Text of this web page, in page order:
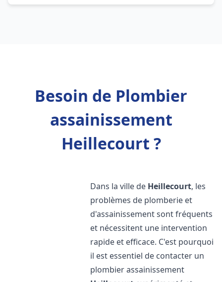
Besoin de Plombier
assainissement
Heillecourt ?
Dans la ville de Heillecourt, les
problèmes de plomberie et
d'assainissement sont fréquents
et nécessitent une intervention
rapide et efficace. C'est pourquoi
il est essentiel de contacter un
plombier assainissement